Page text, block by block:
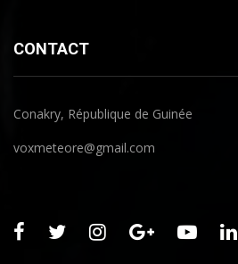
CONTACT
Conakry, République de Guinée
voxmeteore@gmail.com